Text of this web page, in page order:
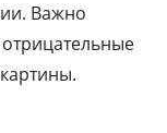
Важно